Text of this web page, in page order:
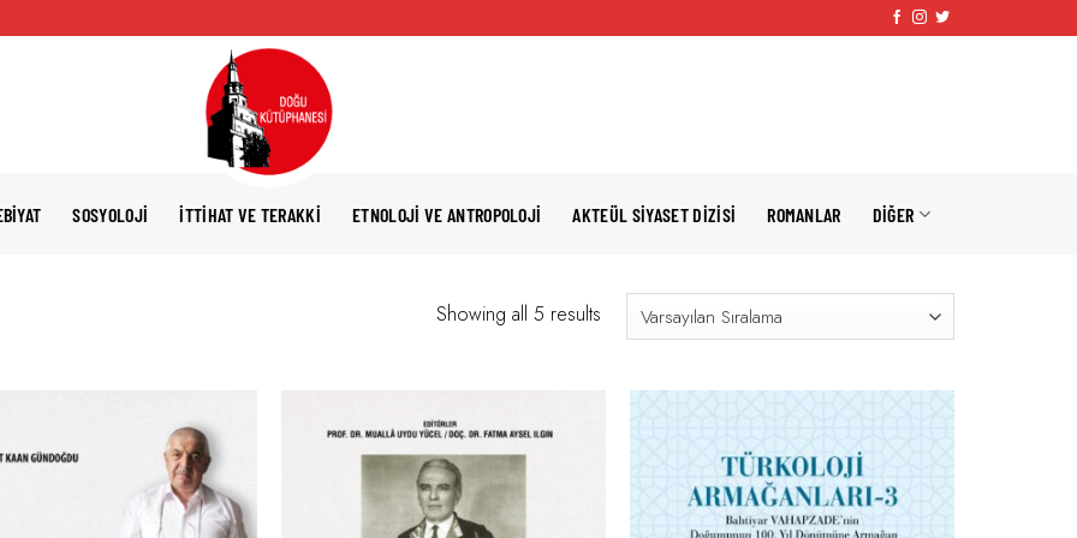
SOSYOLOJI İTTIHAT VE TERAKKI ETNOLOJI VE ANTROPOLOJI AKTEÜL SIYASET DIZISI ROMANLAR DIĞER
Showing all 5 results